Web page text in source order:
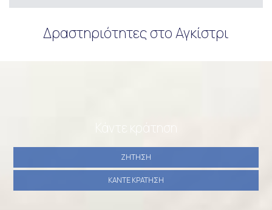
Δραστηριότητες στο Αγκίστρι
Κάντε κράτηση
ΖΉΤΗΣΗ
ΚΆΝΤΕ ΚΡΆΤΗΣΗ